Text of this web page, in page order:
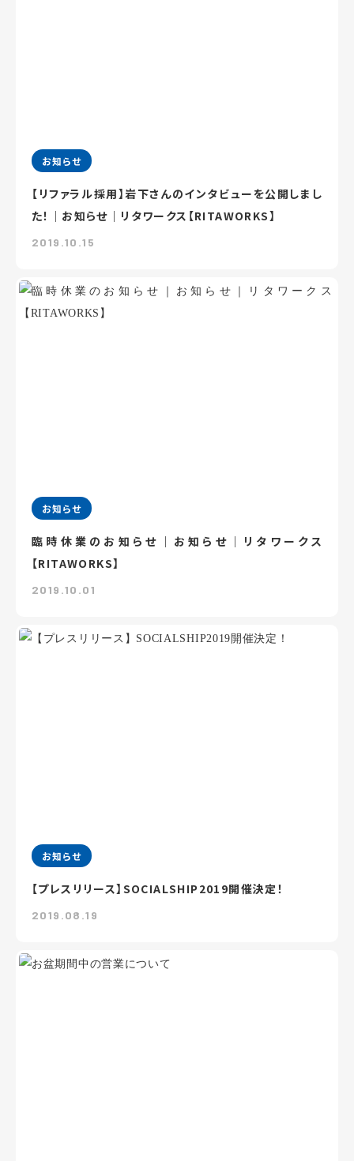
お知らせ
【リファラル採用】岩下さんのインタビューを公開しまし
た！｜お知らせ｜リタワークス【RITAWORKS】
2019.10.15
お知らせ
臨時休業のお知らせ｜お知らせ｜リタワークス
【RITAWORKS】
2019.10.01
お知らせ
【プレスリリース】SOCIALSHIP2019開催決定！
2019.08.19